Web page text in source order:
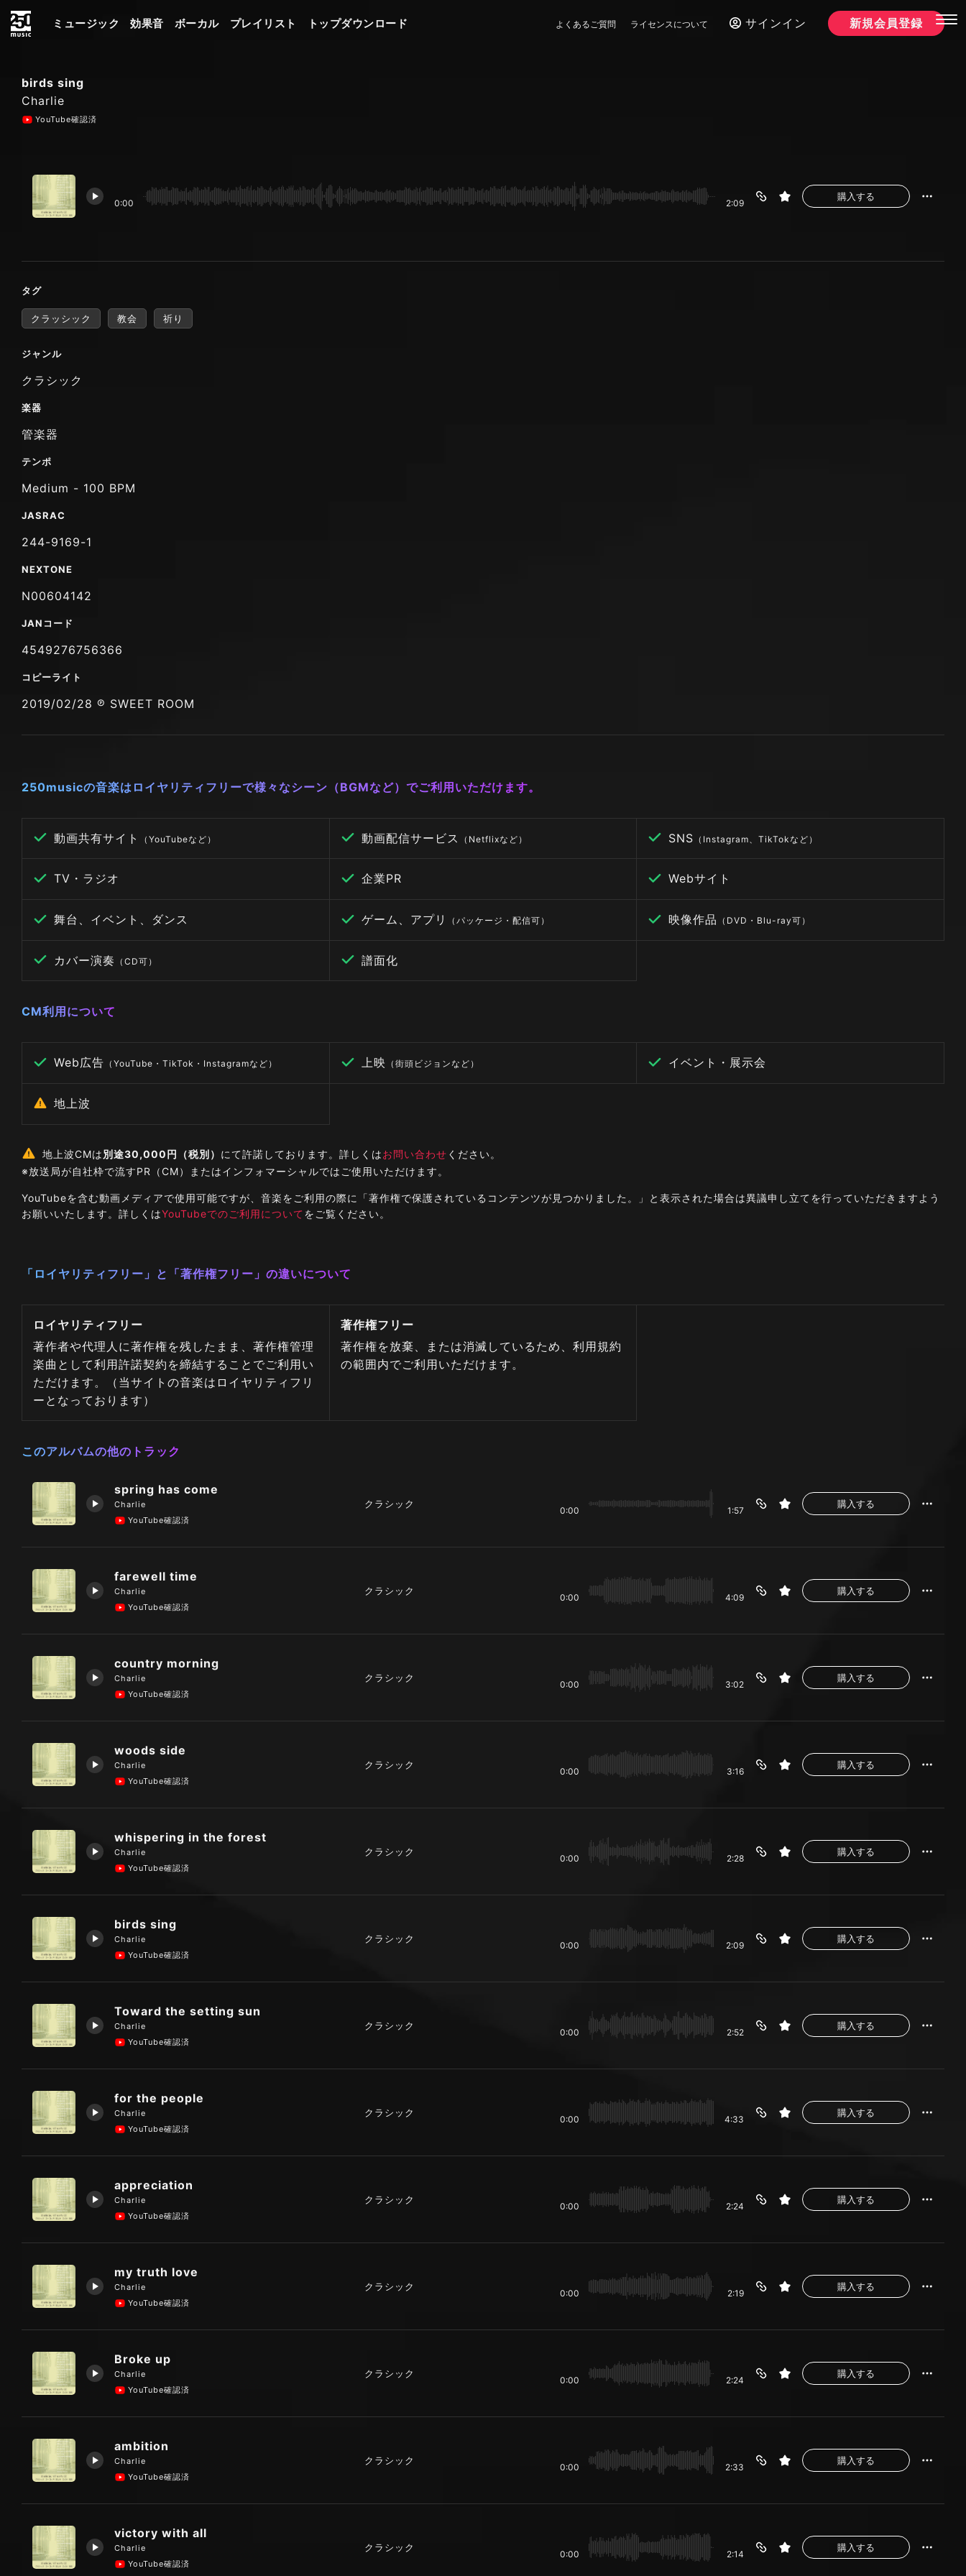
ミュージック 効果音 ボーカル プレイリスト トップダウンロード よくあるご質問 ライセンスについて サインイン 新規会員登録
birds sing
Charlie
YouTube確認済
0:00 2:09
購入する
タグ
クラッシック 教会 祈り
ジャンル
クラシック
楽器
管楽器
テンポ
Medium - 100 BPM
JASRAC
244-9169-1
NEXTONE
N00604142
JANコード
4549276756366
コピーライト
2019/02/28 ℗ SWEET ROOM
250musicの音楽はロイヤリティフリーで様々なシーン（BGMなど）でご利用いただけます。
動画共有サイト （YouTubeなど） 動画配信サービス （Netflixなど） SNS （Instagram、TikTokなど）
TV・ラジオ 企業PR Webサイト
舞台、イベント、ダンス ゲーム、アプリ （パッケージ・配信可） 映像作品 （DVD・Blu-ray可）
カバー演奏 （CD可） 譜面化
CM利用について
Web広告 （YouTube・TikTok・Instagramなど） 上映 （街頭ビジョンなど） イベント・展示会
地上波
地上波CMは別途30,000円（税別） にて許諾しております。詳しくはお問い合わせ ください。
※放送局が自社枠で流すPR（CM）またはインフォマーシャルではご使用いただけます。
YouTubeを含む動画メディアで使用可能ですが、音楽をご利用の際に「著作権で保護されているコンテンツが見つかりました。」と表示された場合は異議申し立てを行っていただきますよう
お願いいたします。詳しくはYouTubeでのご利用についてをご覧ください。
「ロイヤリティフリー」と「著作権フリー」の違いについて
ロイヤリティフリー
著作者や代理人に著作権を残したまま、著作権管理
楽曲として利用許諾契約を締結することでご利用い
ただけます。（当サイトの音楽はロイヤリティフリ
ーとなっております）
著作権フリー
著作権を放棄、または消滅しているため、利用規約
の範囲内でご利用いただけます。
このアルバムの他のトラック
spring has come
Charlie
YouTube確認済
クラシック
0:00 1:57
購入する
farewell time
Charlie
YouTube確認済
クラシック
0:00 4:09
購入する
country morning
Charlie
YouTube確認済
クラシック
0:00 3:02
購入する
woods side
Charlie
YouTube確認済
クラシック
0:00 3:16
購入する
whispering in the forest
Charlie
YouTube確認済
クラシック
0:00 2:28
購入する
birds sing
Charlie
YouTube確認済
クラシック
0:00 2:09
購入する
Toward the setting sun
Charlie
YouTube確認済
クラシック
0:00 2:52
購入する
for the people
Charlie
YouTube確認済
クラシック
0:00 4:33
購入する
appreciation
Charlie
YouTube確認済
クラシック
0:00 2:24
購入する
my truth love
Charlie
YouTube確認済
クラシック
0:00 2:19
購入する
Broke up
Charlie
YouTube確認済
クラシック
0:00 2:24
購入する
ambition
Charlie
YouTube確認済
クラシック
0:00 2:33
購入する
victory with all
Charlie
YouTube確認済
クラシック
0:00 2:14
購入する